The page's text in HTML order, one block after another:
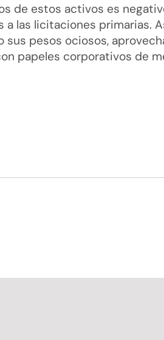
de estos activos es
las licitaciones primarias.
pesos ociosos,
papeles corporativos de